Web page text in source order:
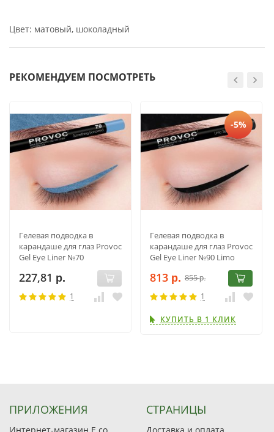
Цвет: матовый, шоколадный
РЕКОМЕНДУЕМ ПОСМОТРЕТЬ
Гелевая подводка в
карандаше для глаз Provoc
Gel Eye Liner №70
227,81 р.
1
-5%
Гелевая подводка в
карандаше для глаз Provoc
Gel Eye Liner №90 Limo
813 р. 855р.
1
КУПИТЬ В 1 КЛИК
ПРИЛОЖЕНИЯ СТРАНИЦЫ